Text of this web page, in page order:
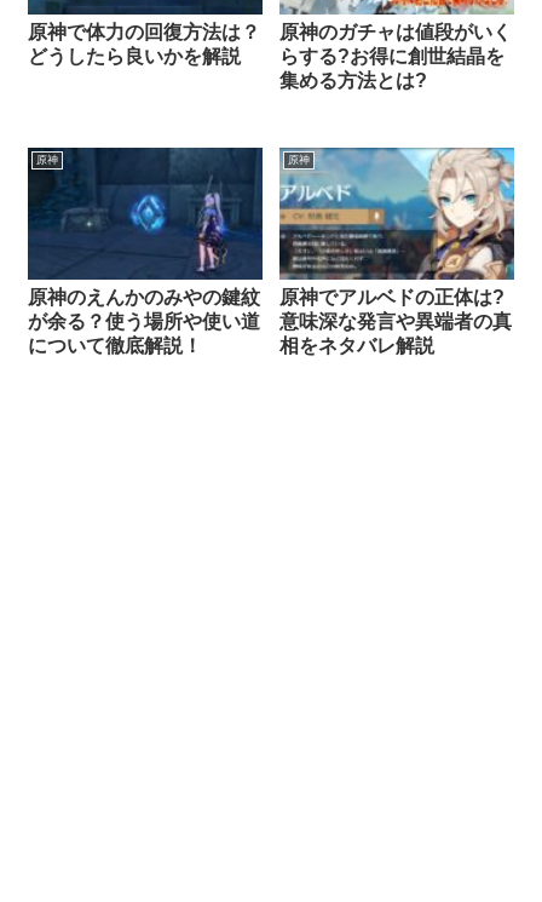
原神で体力の回復方法は？
どうしたら良いかを解説
原神のガチャは値段がいく
らする?お得に創世結晶を
集める方法とは?
原神
原神のえんかのみやの鍵紋
が余る？使う場所や使い道
について徹底解説！
原神
原神でアルベドの正体は?
意味深な発言や異端者の真
相をネタバレ解説